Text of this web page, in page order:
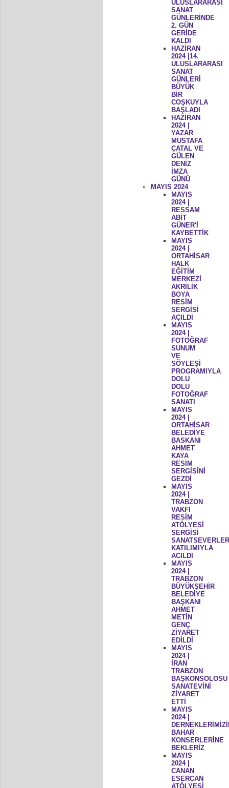
ULUSLARARASI
SANAT
GÜNLERİNDE
2. GÜN
GERİDE
KALDI
HAZİRAN
2024 |14.
ULUSLARARASI
SANAT
GÜNLERİ
BÜYÜK
BİR
COŞKUYLA
BAŞLADI
HAZİRAN
2024 |
YAZAR
MUSTAFA
ÇATAL VE
GÜLEN
DENİZ
İMZA
GÜNÜ
MAYIS 2024
MAYIS
2024 |
RESSAM
ABİT
GÜNER'İ
KAYBETTİK
MAYIS
2024 |
ORTAHİSAR
HALK
EĞİTİM
MERKEZİ
AKRİLİK
BOYA
RESİM
SERGİSİ
AÇILDI
MAYIS
2024 |
FOTOĞRAF
SUNUM
VE
SÖYLEŞİ
PROGRAMIYLA
DOLU
DOLU
FOTOĞRAF
SANATI
MAYIS
2024 |
ORTAHİSAR
BELEDİYE
BASKANI
AHMET
KAYA
RESİM
SERGİSİNİ
GEZDİ
MAYIS
2024 |
TRABZON
VAKFI
RESİM
ATÖLYESİ
SERGİSİ
KATILIMIYLA
ACILDI
MAYIS
2024 |
TRABZON
BÜYÜKŞEHİR
BELEDİYE
BAŞKANI
AHMET
METİN
GENÇ
ZİYARET
EDİLDİ
MAYIS
2024 |
İRAN
TRABZON
BAŞKONSOLOSU
SANATEVİNİ
ZİYARET
ETTİ
MAYIS
2024 |
BAHAR
KONSERLERİNE
BEKLERİZ
MAYIS
2024 |
CANAN
ESERCAN
ATÖLYESİ